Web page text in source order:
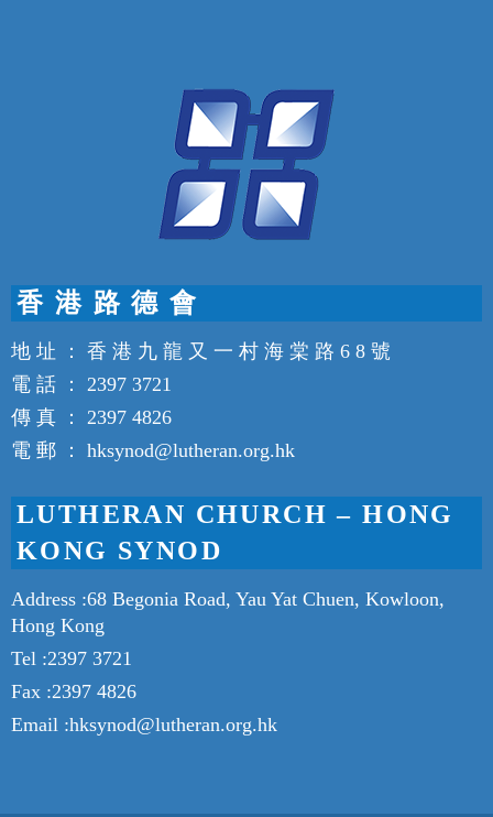
香 港 路 德 會
地 址 ： 香 港 九 龍 又 一 村 海 棠 路 6 8 號
電 話 ： 2397 3721
傳 真 ： 2397 4826
電 郵 ： hksynod@lutheran.org.hk
LUTHERAN CHURCH – HONG
KONG SYNOD
Address :68 Begonia Road, Yau Yat Chuen, Kowloon,
Hong Kong
Tel :2397 3721
Fax :2397 4826
Email :hksynod@lutheran.org.hk